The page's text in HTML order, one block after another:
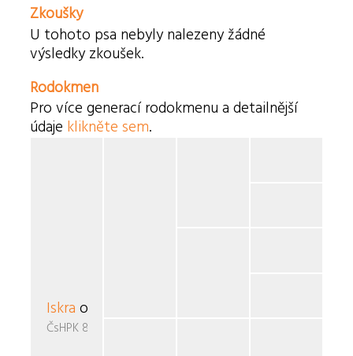
Zkoušky
U tohoto psa nebyly nalezeny žádné
výsledky zkoušek.
Rodokmen
Pro více generací rodokmenu a detailnější
údaje klikněte sem.
Iskra od Bachusa
ČsHPK 8-82/87/89